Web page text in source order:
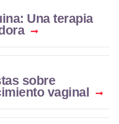
Una terapia
sobre
vaginal